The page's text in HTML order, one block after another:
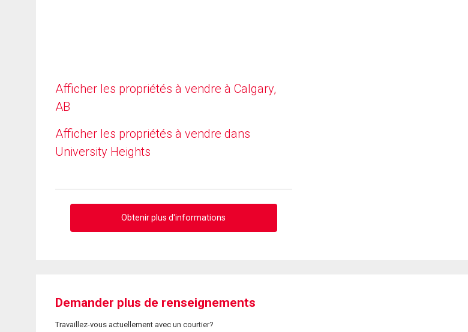
Afficher les propriétés à vendre à Calgary,
AB
Afficher les propriétés à vendre dans
University Heights
Obtenir plus d'informations
Demander plus de renseignements
Travaillez-vous actuellement avec un courtier?